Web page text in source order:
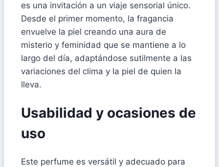
es una invitación a un viaje sensorial único.
Desde el primer momento, la fragancia
envuelve la piel creando una aura de
misterio y feminidad que se mantiene a lo
largo del día, adaptándose sutilmente a las
variaciones del clima y la piel de quien la
lleva.
Usabilidad y ocasiones de
uso
Este perfume es versátil y adecuado para